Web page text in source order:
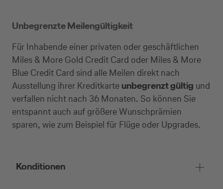
Unbegrenzte Meilengültigkeit
Für Inhabende einer privaten oder geschäftlichen
Miles & More Gold Credit Card oder Miles & More
Blue Credit Card sind alle Meilen direkt nach
Ausstellung ihrer Kreditkarte unbegrenzt gültig und
verfallen nicht nach 36 Monaten. So können Sie
entspannt auch auf größere Wunschprämien
sparen, wie zum Beispiel für Flüge oder Upgrades.
Konditionen